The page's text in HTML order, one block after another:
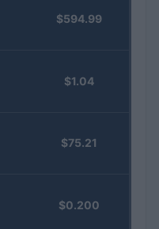
$594.99
$1.04
$75.21
$0.200